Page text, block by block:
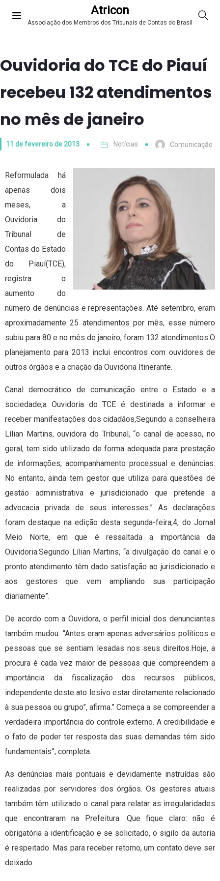
Atricon
Associação dos Membros dos Tribunais de Contas do Brasil
Ouvidoria do TCE do Piauí
recebeu 132 atendimentos
no mês de janeiro
11 de fevereiro de 2013 Notícias Comunicação
Reformulada há
apenas dois
meses, a
Ouvidoria do
Tribunal de
Contas do Estado
do Piauí(TCE),
registra o
aumento do
número de denúncias e representações. Até setembro, eram
aproximadamente 25 atendimentos por mês, esse número
subiu para 80 e no mês de janeiro, foram 132 atendimentos.O
planejamento para 2013 inclui encontros com ouvidores de
outros órgãos e a criação da Ouvidoria Itinerante.
Canal democrático de comunicação entre o Estado e a
sociedade,a Ouvidoria do TCE é destinada a informar e
receber manifestações dos cidadãos,Segundo a conselheira
Lílian Martins, ouvidora do Tribunal, “o canal de acesso, no
geral, tem sido utilizado de forma adequada para prestação
de informações, acompanhamento processual e denúncias.
No entanto, ainda tem gestor que utiliza para questões de
gestão administrativa e jurisdicionado que pretende a
advocacia privada de seus interesses.” As declarações
foram destaque na edição desta segunda-feira,4, do Jornal
Meio Norte, em que é ressaltada a importância da
Ouvidoria.Segundo Lílian Martins, “a divulgação do canal e o
pronto atendimento têm dado satisfação ao jurisdicionado e
aos gestores que vem ampliando sua participação
diariamente”.
De acordo com a Ouvidora, o perfil inicial dos denunciantes
também mudou. “Antes eram apenas adversários políticos e
pessoas que se sentiam lesadas nos seus direitos.Hoje, a
procura é cada vez maior de pessoas que compreendem a
importância da fiscalização dos recursos públicos,
independente deste ato lesivo estar diretamente relacionado
à sua pessoa ou grupo”, afirma.” Começa a se compreender a
verdadeira importância do controle externo. A credibilidade e
o fato de poder ter resposta das suas demandas têm sido
fundamentais”, completa.
As denúncias mais pontuais e devidamente instruídas são
realizadas por servidores dos órgãos. Os gestores atuais
também têm utilizado o canal para relatar as irregularidades
que encontraram na Prefeitura. Que fique claro: não é
obrigatória a identificação e se solicitado, o sigilo da autoria
é respeitado. Mas para receber retorno, um contato deve ser
deixado.